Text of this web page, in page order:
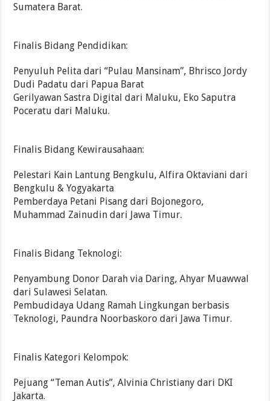
Sumatera Barat.
Finalis Bidang Pendidikan:
Penyuluh Pelita dari “Pulau Mansinam”, Bhrisco Jordy
Dudi Padatu dari Papua Barat
Gerilyawan Sastra Digital dari Maluku, Eko Saputra
Poceratu dari Maluku.
Finalis Bidang Kewirausahaan:
Pelestari Kain Lantung Bengkulu, Alfira Oktaviani dari
Bengkulu & Yogyakarta
Pemberdaya Petani Pisang dari Bojonegoro,
Muhammad Zainudin dari Jawa Timur.
Finalis Bidang Teknologi:
Penyambung Donor Darah via Daring, Ahyar Muawwal
dari Sulawesi Selatan.
Pembudidaya Udang Ramah Lingkungan berbasis
Teknologi, Paundra Noorbaskoro dari Jawa Timur.
Finalis Kategori Kelompok:
Pejuang “Teman Autis”, Alvinia Christiany dari DKI
Jakarta.